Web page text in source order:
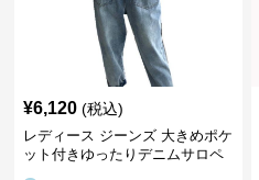
¥6,120 (税込)
レディース ジーンズ 大きめポケ
ット付きゆったりデニムサロペ